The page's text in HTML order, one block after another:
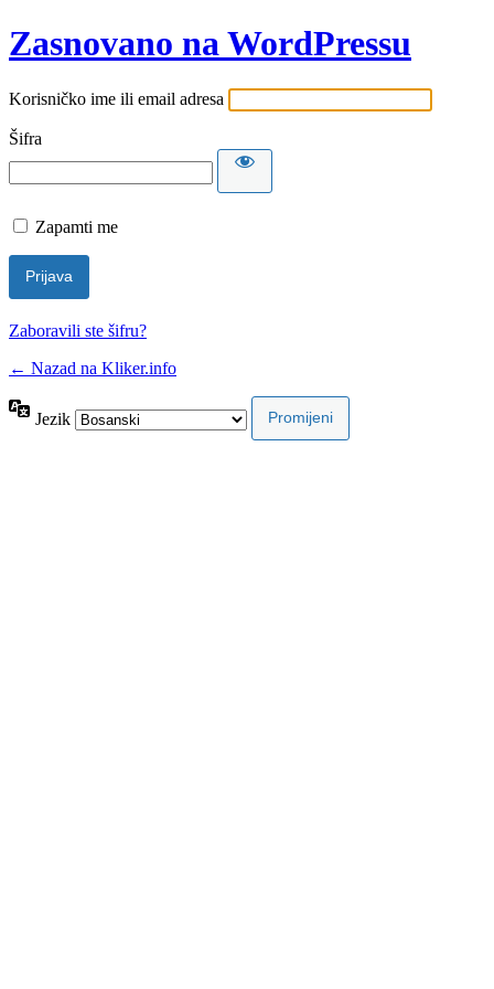
Zasnovano na WordPressu
Korisničko ime ili email adresa
Šifra
Zapamti me
Zaboravili ste šifru?
← Nazad na Kliker.info
Jezik